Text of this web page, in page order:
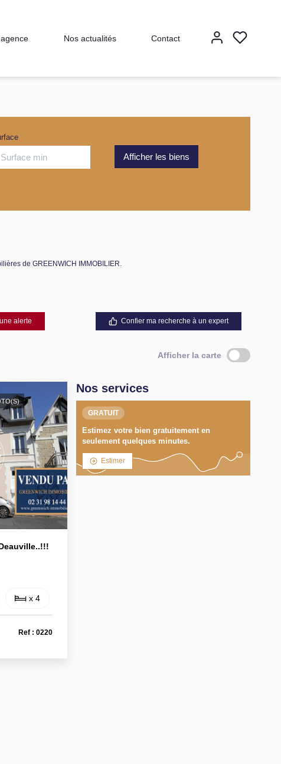
Nos actualités Contact
de GREENWICH IMMOBILIER.
alerte Confier ma recherche à un expert
Afficher la carte
x 4
Ref : 0220
Nos services
GRATUIT
Estimez votre bien gratuitement en
seulement quelques minutes.
Estimer